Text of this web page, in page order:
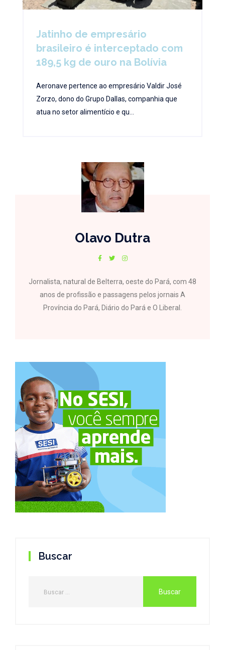
Jatinho de empresário
brasileiro é interceptado com
189,5 kg de ouro na Bolívia
Aeronave pertence ao empresário Valdir José
Zorzo, dono do Grupo Dallas, companhia que
atua no setor alimentício e qu...
Olavo Dutra
Jornalista, natural de Belterra, oeste do Pará, com 48
anos de profissão e passagens pelos jornais A
Província do Pará, Diário do Pará e O Liberal.
Buscar